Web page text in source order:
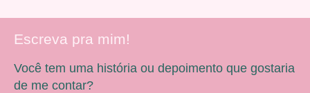
Escreva pra mim!
Você tem uma história ou depoimento que gostaria
de me contar?